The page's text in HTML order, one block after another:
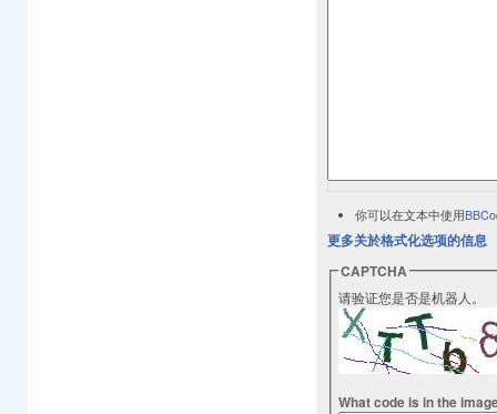
你可以在文本中使用
更多关於格式化选项的信息
CAPTCHA
请验证您是否是机器人。
What code is in the